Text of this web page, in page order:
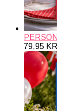
79,95